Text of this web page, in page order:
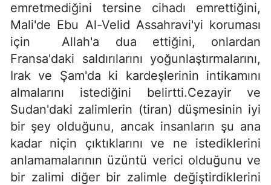
emretmediğini tersine cihadı emrettiğini,
Mali'de Ebu Al-Velid Assahravi'yi koruması
için Allah'a dua ettiğini, onlardan
Fransa'daki saldırılarını yoğunlaştırmalarını,
Irak ve Şam'da ki kardeşlerinin intikamını
almalarını istediğini belirtti.Cezayir ve
Sudan'daki zalimlerin (tiran) düşmesinin iyi
bir şey olduğunu, ancak insanların şu ana
kadar niçin çıktıklarını ve ne istediklerini
anlamamalarının üzüntü verici olduğunu ve
bir zalimi diğer bir zalimle değiştirdiklerini